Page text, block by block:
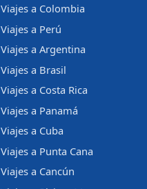
Viajes a Colombia
Viajes a Perú
Viajes a Argentina
Viajes a Brasil
Viajes a Costa Rica
Viajes a Panamá
Viajes a Cuba
Viajes a Punta Cana
Viajes a Cancún